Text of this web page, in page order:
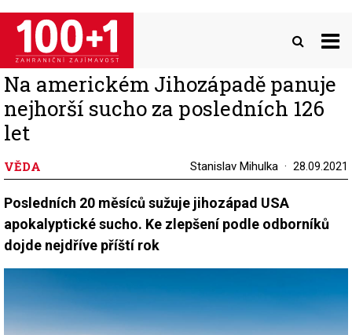
Přejít
hlavnímu
obsahu
Na americkém Jihozápadě panuje
nejhorší sucho za posledních 126
let
VĚDA Stanislav Mihulka 28.09.2021
Posledních 20 měsíců sužuje jihozápad USA
apokalyptické sucho. Ke zlepšení podle odborníků
dojde nejdříve příští rok